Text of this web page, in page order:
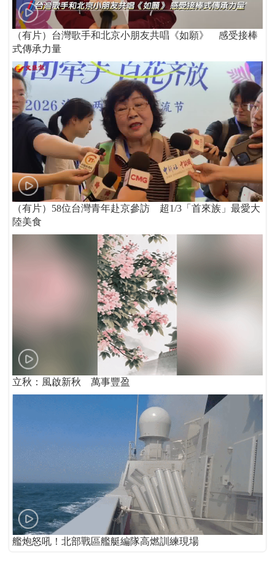
（有片）台灣歌手和北京小朋友共唱《如願》 感受接棒
式傳承力量
（有片）58位台灣青年赴京參訪 超1/3「首來族」最愛大
陸美食
立秋：風啟新秋 萬事豐盈
艦炮怒吼！北部戰區艦艇編隊高燃訓練現場